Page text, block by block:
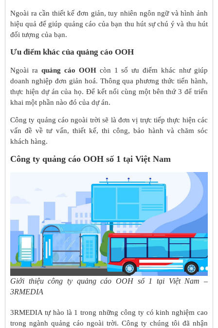
Ngoài ra cần thiết kế đơn giản, tuy nhiên ngôn ngữ và hình ảnh
hiệu quả để giúp quảng cáo của bạn thu hút sự chú ý và thu hút
đối tượng của bạn.
Ưu điểm khác của quảng cáo OOH
Ngoài ra quảng cáo OOHcòn 1 số ưu điểm khác như giúp
doanh nghiệp đơn giản hoá. Thông qua phương thức tiến hành,
thực hiện dự án của họ. Để kết nối cùng một bên thứ 3 để triển
khai một phần nào đó của dự án.
Công ty quảng cáo ngoài trời sẽ là đơn vị trực tiếp thực hiện các
vấn đề về tư vấn, thiết kế, thi công, bảo hành và chăm sóc
khách hàng.
Công ty quảng cáo OOH số 1 tại Việt Nam
Giới thiệu công ty quảng cáo OOH số 1 tại Việt Nam –
3RMEDIA
3RMEDIA tự hào là 1 trong những công ty có kinh nghiệm cao
trong ngành quảng cáo ngoài trời. Công ty chúng tôi đã nhận